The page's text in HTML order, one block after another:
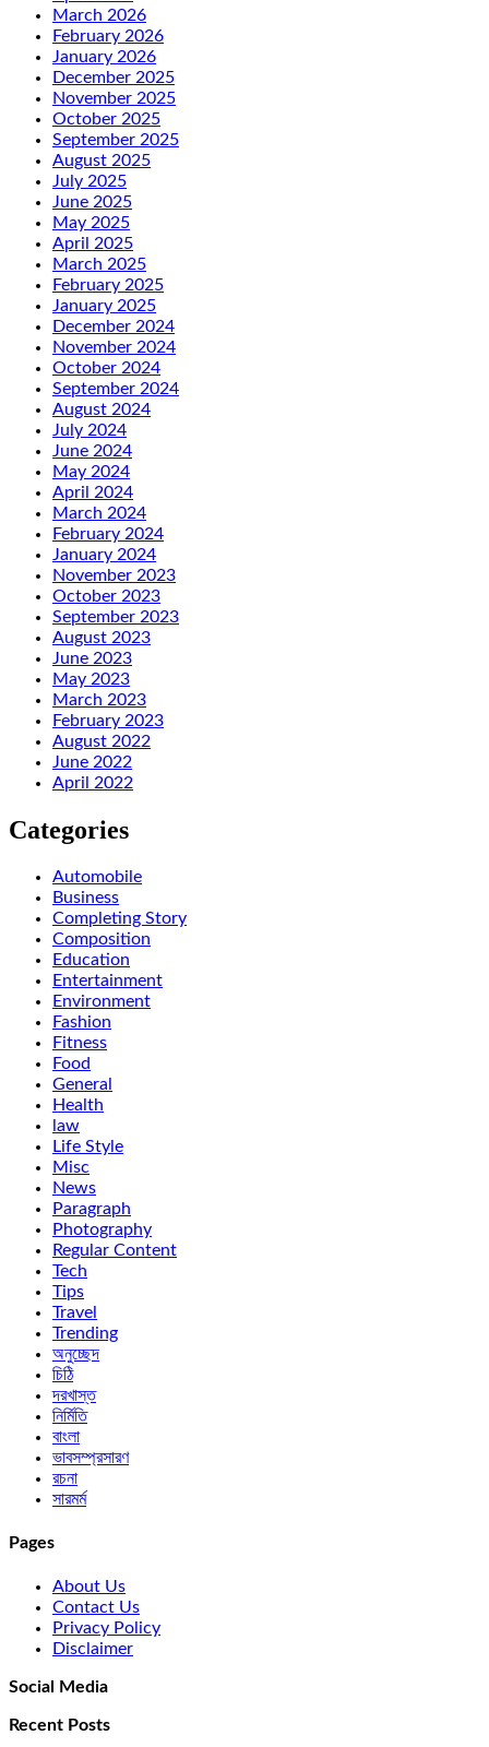
March 2026
February 2026
January 2026
December 2025
November 2025
October 2025
September 2025
August 2025
July 2025
June 2025
May 2025
April 2025
March 2025
February 2025
January 2025
December 2024
November 2024
October 2024
September 2024
August 2024
July 2024
June 2024
May 2024
April 2024
March 2024
February 2024
January 2024
November 2023
October 2023
September 2023
August 2023
June 2023
May 2023
March 2023
February 2023
August 2022
June 2022
April 2022
Categories
Automobile
Business
Completing Story
Composition
Education
Entertainment
Environment
Fashion
Fitness
Food
General
Health
law
Life Style
Misc
News
Paragraph
Photography
Regular Content
Tech
Tips
Travel
Trending
অনুচ্ছেদ
চিঠি
দরখাস্ত
নির্মিতি
বাংলা
ভাবসম্প্রসারণ
রচনা
সারমর্ম
Pages
About Us
Contact Us
Privacy Policy
Disclaimer
Social Media
Recent Posts